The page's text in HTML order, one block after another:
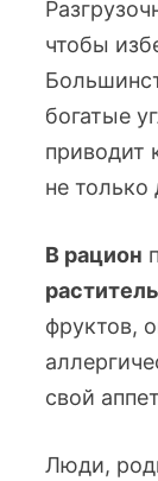
чтобы
богатые
не
В рацион
фруктов,
свой
Люди,